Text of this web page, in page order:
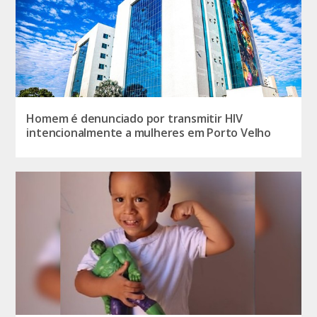
Homem é denunciado por transmitir HIV
intencionalmente a mulheres em Porto Velho